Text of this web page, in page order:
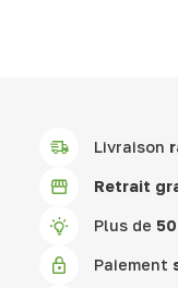
Livraison
Retrait
Plus de
Paiement